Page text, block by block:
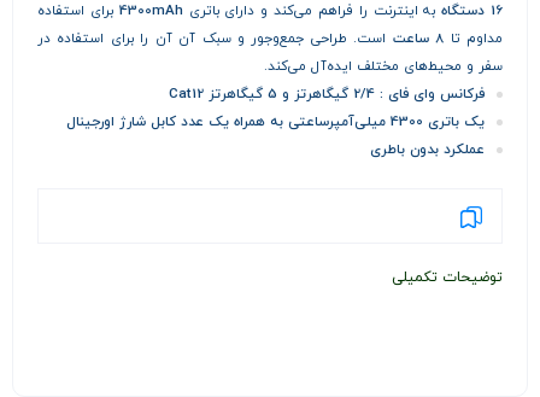
16 دستگاه
به اینترنت را فراهم می‌کند و دارای باتری 4300mAh برای استفاده
مداوم تا 8 ساعت
است. طراحی جمع‌وجور و سبک آن آن را برای استفاده در
سفر و محیط‌های مختلف ایده‌آل می‌کند.
فرکانس وای فای : 2/4 گیگاهرتز و 5 گیگاهرتز Cat12
یک باتری 4300 میلی‌آمپرساعتی به همراه یک عدد کابل شارژ اورجینال
عملکرد بدون باطری
توضیحات تکمیلی